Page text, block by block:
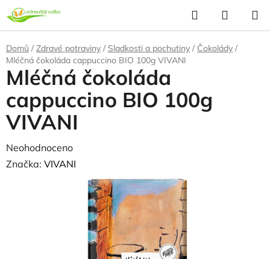
Přejít
na
obsah
Hledat
KOŠÍK
Domů / Zdravé potraviny / Sladkosti a pochutiny / Čokolády /
Mléčná čokoláda cappuccino BIO 100g VIVANI
Mléčná čokoláda
cappuccino BIO 100g
VIVANI
Průměrné
hodnocení
Neohodnoceno
Značka: VIVANI